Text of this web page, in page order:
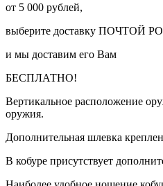
от 5 000 рублей,
выберите доставку ПОЧТОЙ
и мы доставим его Вам
БЕСПЛАТНО!
Вертикальное расположение
оружия.
Дополнительная шлевка
В кобуре присутствует